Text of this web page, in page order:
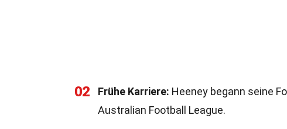
02 Frühe Karriere: Heeney begann seine
Australian Football League.